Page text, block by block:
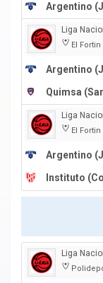
Argentino
Liga
El Fortin de las
Argentino
Quimsa
Liga
El Fortin de las
Argentino
Instituto
Liga
Polideportivo